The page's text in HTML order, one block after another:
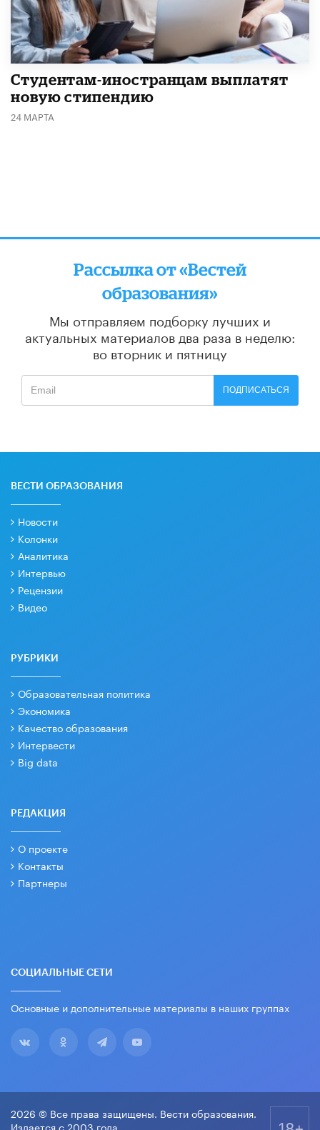
Студентам-иностранцам выплатят
новую стипендию
24 МАРТА
Рассылка от «Вестей
образования»
Мы отправляем подборку лучших и
актуальных материалов два раза в неделю:
во вторник и пятницу
ПОДПИСАТЬСЯ
ВЕСТИ ОБРАЗОВАНИЯ
Новости
Колонки
Аналитика
Интервью
Рецензии
Видео
РУБРИКИ
Образовательная политика
Экономика
Качество образования
Интервести
Big data
РЕДАКЦИЯ
О проекте
Контакты
Партнеры
СОЦИАЛЬНЫЕ СЕТИ
Основные и дополнительные материалы в наших группах
2026 © Все права защищены. Вести образования.
Издается с 2003 года